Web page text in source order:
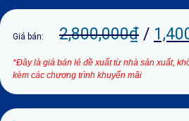
Giá bán: 2,800,000₫ /
*Đây là giá bán lẻ đề xuất từ nhà sản xuất,
kèm các chương trình khuyến mãi